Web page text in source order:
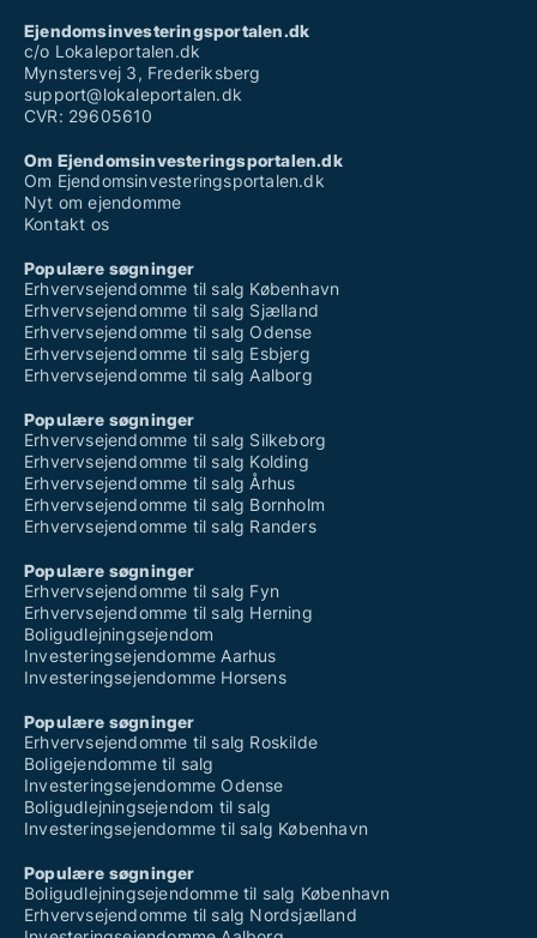
Ejendomsinvesteringsportalen.dk
c/o Lokaleportalen.dk
Mynstersvej 3, Frederiksberg
support@lokaleportalen.dk
CVR: 29605610
Om Ejendomsinvesteringsportalen.dk
Om Ejendomsinvesteringsportalen.dk
Nyt om ejendomme
Kontakt os
Populære søgninger
Erhvervsejendomme til salg København
Erhvervsejendomme til salg Sjælland
Erhvervsejendomme til salg Odense
Erhvervsejendomme til salg Esbjerg
Erhvervsejendomme til salg Aalborg
Populære søgninger
Erhvervsejendomme til salg Silkeborg
Erhvervsejendomme til salg Kolding
Erhvervsejendomme til salg Århus
Erhvervsejendomme til salg Bornholm
Erhvervsejendomme til salg Randers
Populære søgninger
Erhvervsejendomme til salg Fyn
Erhvervsejendomme til salg Herning
Boligudlejningsejendom
Investeringsejendomme Aarhus
Investeringsejendomme Horsens
Populære søgninger
Erhvervsejendomme til salg Roskilde
Boligejendomme til salg
Investeringsejendomme Odense
Boligudlejningsejendom til salg
Investeringsejendomme til salg København
Populære søgninger
Boligudlejningsejendomme til salg København
Erhvervsejendomme til salg Nordsjælland